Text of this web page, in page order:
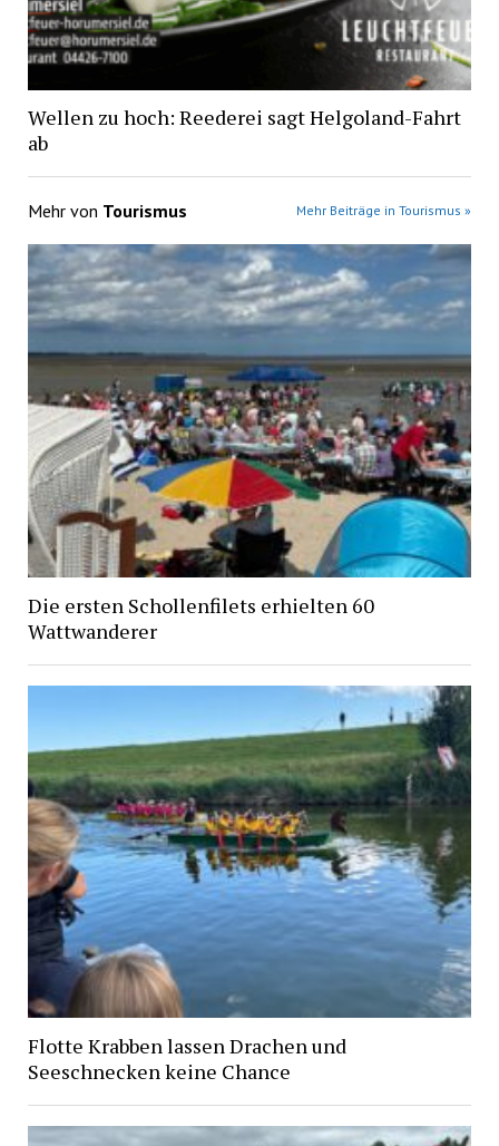
Wellen zu hoch: Reederei sagt Helgoland-Fahrt
ab
Mehr von Tourismus Mehr Beiträge in Tourismus »
Die ersten Schollenfilets erhielten 60
Wattwanderer
Flotte Krabben lassen Drachen und
Seeschnecken keine Chance